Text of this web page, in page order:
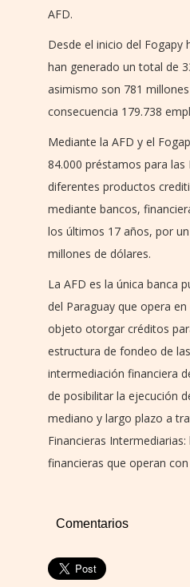
AFD.
Desde el inicio del Fogapy
han generado un total de
asimismo son 781
consecuencia 179.738
Mediante la AFD y el
84.000 préstamos para
diferentes productos
mediante bancos,
los últimos 17 años, por
millones de dólares.
La AFD es la única banca
del Paraguay que opera
objeto otorgar créditos
estructura de fondeo de
intermediación financiera
de posibilitar la ejecución
mediano y largo plazo a
Financieras
financieras que operan con
Comentarios